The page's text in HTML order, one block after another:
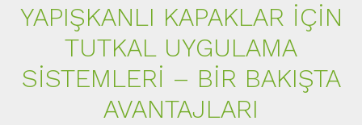
YAPIŞKANLI KAPAKLAR İÇİN
TUTKAL UYGULAMA
SİSTEMLERİ – BİR BAKIŞTA
AVANTAJLARI